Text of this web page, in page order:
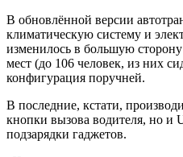
В обновлённой версии
климатическую систему и
изменилось в большую
мест (до 106 человек, из них
конфигурация поручней.
В последние, кстати,
кнопки вызова водителя, но и
подзарядки гаджетов.